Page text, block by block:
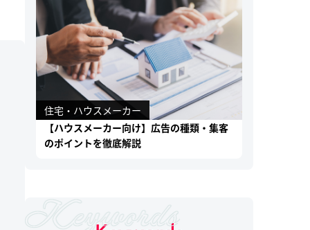
住宅・ハウスメーカー
【ハウスメーカー向け】広告の種類・集客
のポイントを徹底解説